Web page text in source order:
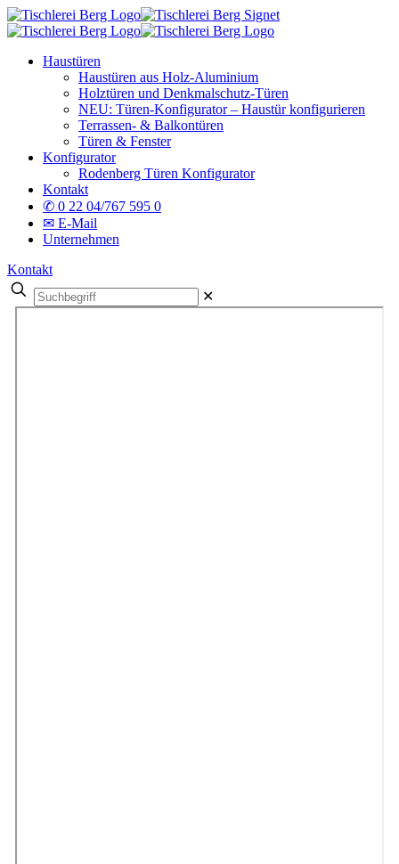
Haustüren
Haustüren aus Holz-Aluminium
Holztüren und Denkmalschutz-Türen
NEU: Türen-Konfigurator – Haustür konfigurieren
Terrassen- & Balkontüren
Türen & Fenster
Konfigurator
Rodenberg Türen Konfigurator
Kontakt
✆ 0 22 04/767 595 0
✉ E-Mail
Unternehmen
Kontakt
✕